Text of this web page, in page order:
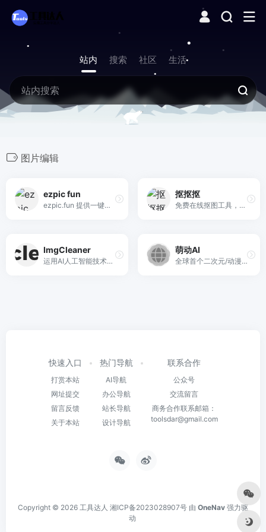
站内 搜索 社区 生活
图片编辑
ezpic fun
ezpic.fun 提供一键智能算法去除图片背景的服务，支持PNG和JPG格式，用户可以选择背景颜色并下载处理后的图片，全程免费且高效。
抠抠抠
免费在线抠图工具，抠抠抠提供一个简单易用的免费在线抠图服务，帮助用户快速移除图片背景，支持上传并处理不超过3MB的图片。
ImgCleaner
运用AI人工智能技术，一键去除图片内的任意文字，人物和对象
萌动AI
全球首个二次元/动漫专用 AI 创作工具。免费生成动漫视频，一键上传图片即可自动生成动漫短片，零动画基础也能轻松上手。多风格渲染，适合内容创作者及短剧制作人。萌动AI助力你开启AIGC创作之旅。
快速入口
打赏本站
网址提交
留言反馈
关于本站
热门导航
AI导航
办公导航
站长导航
设计导航
联系合作
公众号
交流留言
商务合作联系邮箱：
toolsdar@gmail.com
Copyright © 2026 工具达人 湘ICP备2023028907号 由 OneNav 强力驱
动